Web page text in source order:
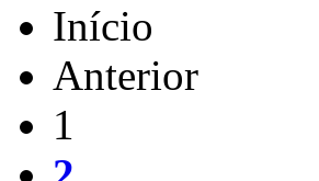
Início
Anterior
1